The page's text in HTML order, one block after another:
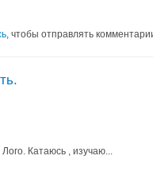
, чтобы отправлять
Катаюсь , изучаю...